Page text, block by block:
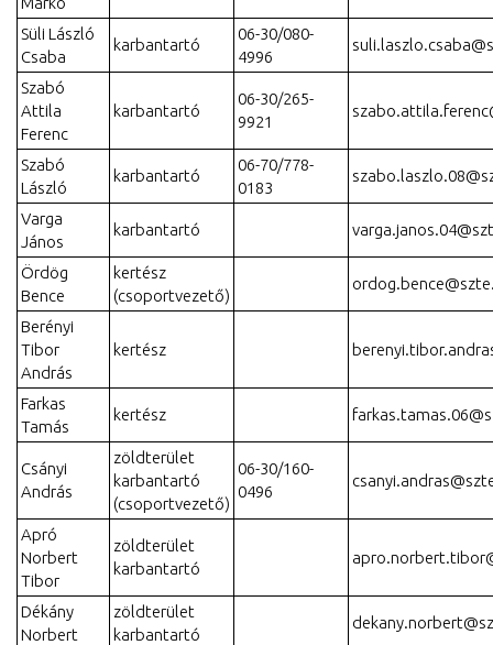
Süli László
Csaba
karbantartó
06-30/080-
4996
Szabó
Attila
Ferenc
karbantartó
06-30/265-
9921
Szabó
László
karbantartó
06-70/778-
0183
Varga
János
karbantartó
Ördög
Bence
kertész
(csoportvezető)
Berényi
Tibor
András
kertész
Farkas
Tamás
kertész
Csányi
András
zöldterület
karbantartó
(csoportvezető)
06-30/160-
0496
Apró
Norbert
Tibor
zöldterület
karbantartó
Dékány
Norbert
zöldterület
karbantartó